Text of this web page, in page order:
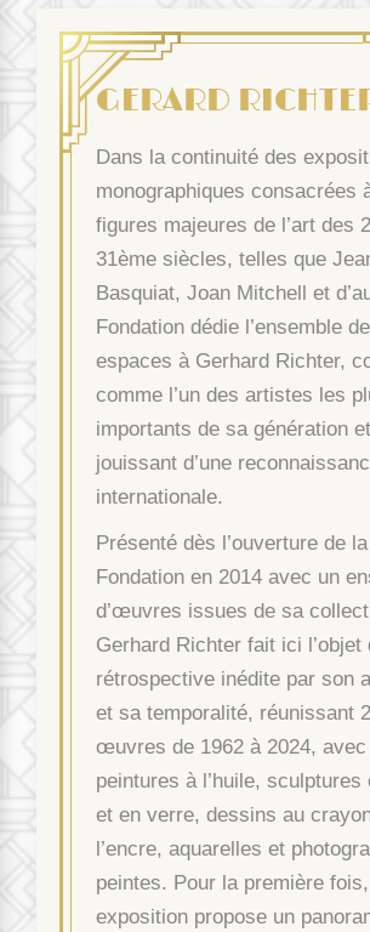
GERARD
Dans la continuité des
monographiques consacrées
figures majeures de l’art des
31ème siècles, telles que
Basquiat, Joan Mitchell et
Fondation dédie l’ensemble
espaces à Gerhard Richter,
comme l’un des artistes les
importants de sa génération et
jouissant d’une
internationale.
Présenté dès l’ouverture de la
Fondation en 2014 avec un
d’œuvres issues de sa
Gerhard Richter fait ici l’objet
rétrospective inédite par son
et sa temporalité, réunissant
œuvres de 1962 à 2024, avec
peintures à l’huile, sculptures
et en verre, dessins au
l’encre, aquarelles et
peintes. Pour la première
exposition propose un